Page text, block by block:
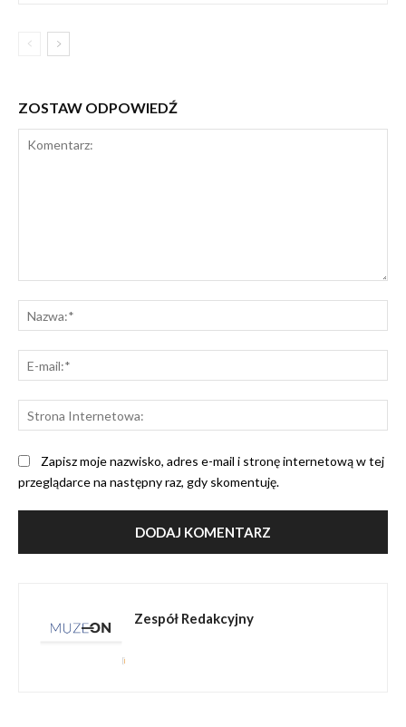
ZOSTAW ODPOWIEDŹ
Zapisz moje nazwisko, adres e-mail i stronę internetową w tej
przeglądarce na następny raz, gdy skomentuję.
Zespół Redakcyjny